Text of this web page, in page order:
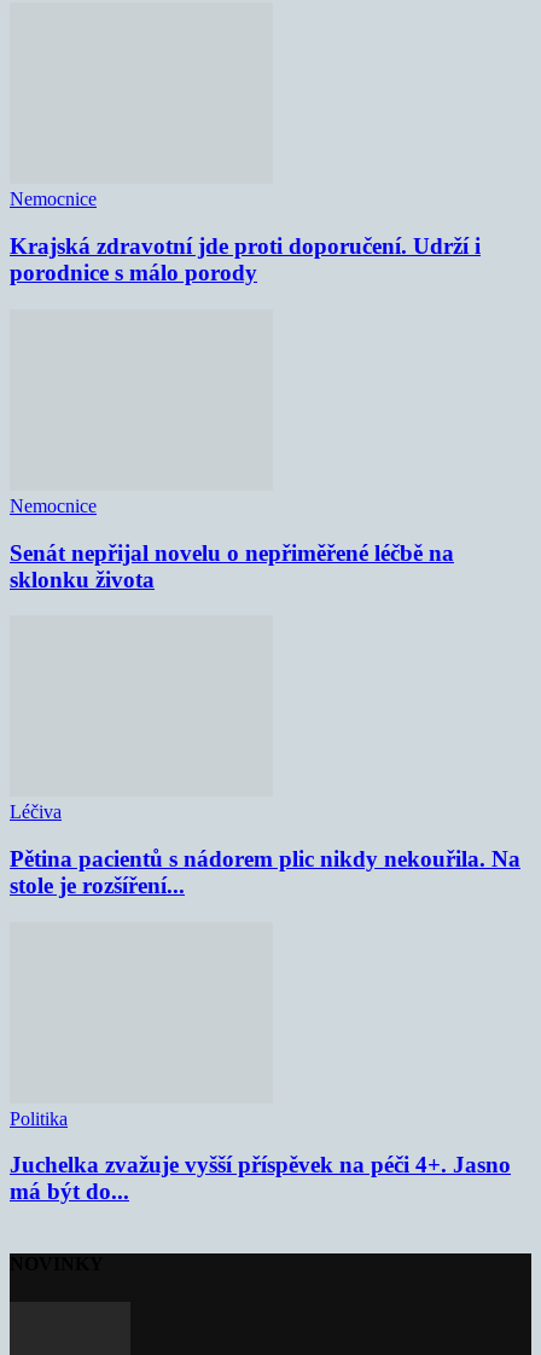
Nemocnice
Krajská zdravotní jde proti doporučení. Udrží i
porodnice s málo porody
Nemocnice
Senát nepřijal novelu o nepřiměřené léčbě na
sklonku života
Léčiva
Pětina pacientů s nádorem plic nikdy nekouřila. Na
stole je rozšíření...
Politika
Juchelka zvažuje vyšší příspěvek na péči 4+. Jasno
má být do...